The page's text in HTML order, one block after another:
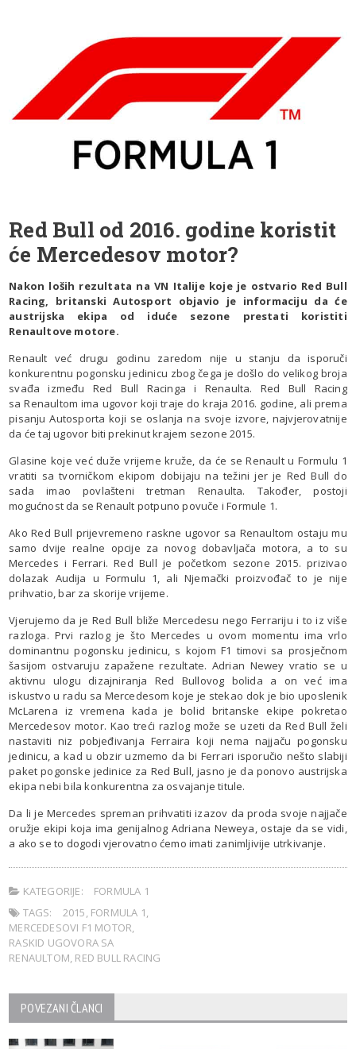
Red Bull od 2016. godine koristit
će Mercedesov motor?
Nakon loših rezultata na VN Italije koje je ostvario Red Bull
Racing, britanski Autosport objavio je informaciju da će
austrijska ekipa od iduće sezone prestati koristiti
Renaultove motore.
Renault već drugu godinu zaredom nije u stanju da isporuči
konkurentnu pogonsku jedinicu zbog čega je došlo do velikog broja
svađa između Red Bull Racinga i Renaulta. Red Bull Racing
sa Renaultom ima ugovor koji traje do kraja 2016. godine, ali prema
pisanju Autosporta koji se oslanja na svoje izvore, najvjerovatnije
da će taj ugovor biti prekinut krajem sezone 2015.
Glasine koje već duže vrijeme kruže, da će se Renault u Formulu 1
vratiti sa tvorničkom ekipom dobijaju na težini jer je Red Bull do
sada imao povlašteni tretman Renaulta. Također, postoji
mogućnost da se Renault potpuno povuče i Formule 1.
Ako Red Bull prijevremeno raskne ugovor sa Renaultom ostaju mu
samo dvije realne opcije za novog dobavljača motora, a to su
Mercedes i Ferrari. Red Bull je početkom sezone 2015. prizivao
dolazak Audija u Formulu 1, ali Njemački proizvođač to je nije
prihvatio, bar za skorije vrijeme.
Vjerujemo da je Red Bull bliže Mercedesu nego Ferrariju i to iz više
razloga. Prvi razlog je što Mercedes u ovom momentu ima vrlo
dominantnu pogonsku jedinicu, s kojom F1 timovi sa prosječnom
šasijom ostvaruju zapažene rezultate. Adrian Newey vratio se u
aktivnu ulogu dizajniranja Red Bullovog bolida a on već ima
iskustvo u radu sa Mercedesom koje je stekao dok je bio uposlenik
McLarena iz vremena kada je bolid britanske ekipe pokretao
Mercedesov motor. Kao treći razlog može se uzeti da Red Bull želi
nastaviti niz pobjeđivanja Ferraira koji nema najjaču pogonsku
jedinicu, a kad u obzir uzmemo da bi Ferrari isporučio nešto slabiji
paket pogonske jedinice za Red Bull, jasno je da ponovo austrijska
ekipa nebi bila konkurentna za osvajanje titule.
Da li je Mercedes spreman prihvatiti izazov da proda svoje najjače
oružje ekipi koja ima genijalnog Adriana Neweya, ostaje da se vidi,
a ako se to dogodi vjerovatno ćemo imati zanimljivije utrkivanje.
KATEGORIJE:
FORMULA 1
TAGS:
2015, FORMULA 1,
MERCEDESOVI F1 MOTOR,
RASKID UGOVORA SA
RENAULTOM, RED BULL RACING
POVEZANI ČLANCI